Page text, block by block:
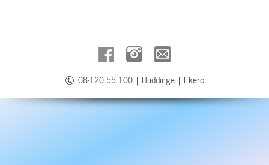
08-120 55 100 | Huddinge | Ekerö